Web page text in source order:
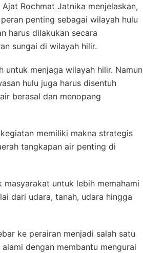
Rochmat Jatnika menjelaskan,
penting sebagai wilayah hulu
harus dilakukan secara
sungai di wilayah hilir.
untuk menjaga wilayah hilir. Namun
hulu juga harus disentuh
berasal dan menopang
memiliki makna strategis
tangkapan air penting di
untuk lebih memahami
dari udara, tanah, udara hingga
ke perairan menjadi salah satu
dengan membantu mengurai